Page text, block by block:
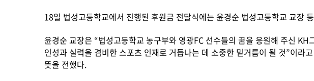
18일 법성고등학교에서 진행된 후원금 전달식에는 윤경순 법성고등학교 교장
윤경순 교장은 “법성고등학교 농구부와 영광FC 선수들의 꿈을 응원해 주신
인성과 실력을 겸비한 스포츠 인재로 거듭나는 데 소중한 밑거름이 될 것”이라
뜻을 전했다.